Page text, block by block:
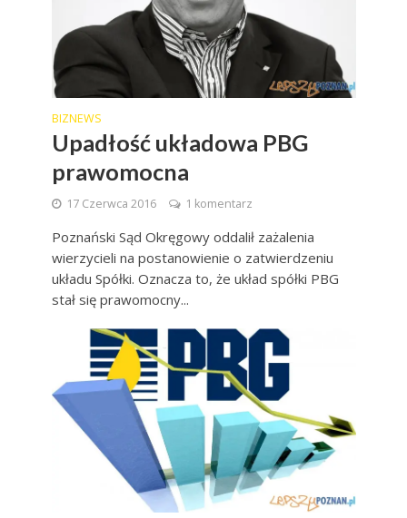
BIZNEWS
Upadłość układowa PBG
prawomocna
17 Czerwca 2016 1 komentarz
Poznański Sąd Okręgowy oddalił zażalenia
wierzycieli na postanowienie o zatwierdzeniu
układu Spółki. Oznacza to, że układ spółki PBG
stał się prawomocny...